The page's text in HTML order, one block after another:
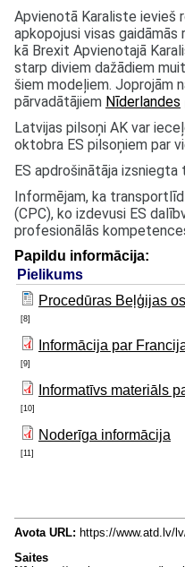
Apvienotā Karaliste ievieš
apkopojusi visas
kā Brexit Apvienotajā
starp diviem dažādiem
šiem modeļiem. Joprojām
pārvadātājiem Nīderlandes
Latvijas pilsoņi AK var
oktobra ES pilsoņiem par
ES apdrošinātāja izsniegta
Informējam, ka
(CPC), ko izdevusi ES
profesionālās
Papildu informācija:
Pielikums
Procedūras Beļģijas
[8]
Informācija par
[9]
Informatīvs materiāls
[10]
Noderīga informācija
[11]
Avota URL: https://www.atd.lv/
Saites